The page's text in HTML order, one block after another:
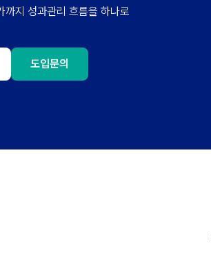
까지 성과관리 흐름을 하나로
도입문의